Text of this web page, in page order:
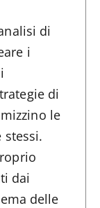
di
i
di
le
stessi.
dai
delle